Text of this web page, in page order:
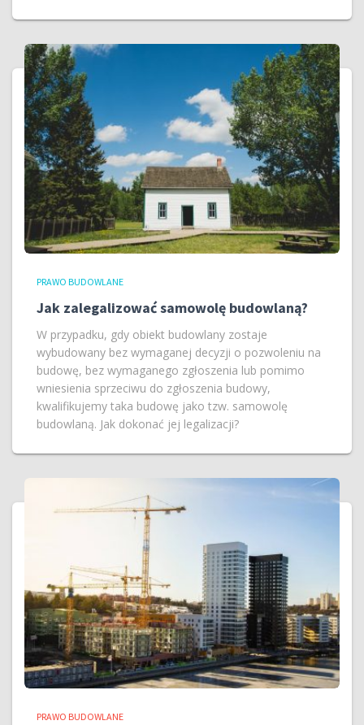
PRAWO BUDOWLANE
Jak zalegalizować samowolę budowlaną?
W przypadku, gdy obiekt budowlany zostaje
wybudowany bez wymaganej decyzji o pozwoleniu na
budowę, bez wymaganego zgłoszenia lub pomimo
wniesienia sprzeciwu do zgłoszenia budowy,
kwalifikujemy taka budowę jako tzw. samowolę
budowlaną. Jak dokonać jej legalizacji?
PRAWO BUDOWLANE